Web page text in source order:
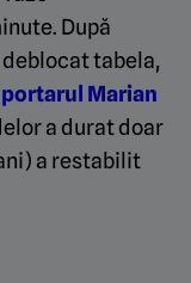
După
tabela,
Marian
a durat doar
a restabilit